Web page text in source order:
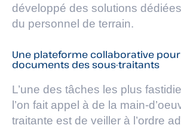
développé des solutions
du personnel de terrain.
Une plateforme collaborative
documents des sous-traitants
L’une des tâches les plus
l’on fait appel à de la main-
traitante est de veiller à l’ordre